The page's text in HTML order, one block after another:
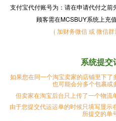
支付宝代付账号为：请在申请代付之
顾客需在MCSBUY系统上充
( 加财务微信 或 微信
系统提交
如果您在同一个淘宝卖家的店铺里下
也可能会分多个包裹或
但卖家在淘宝后台只上传了一个物流
由于您提交代运运单的时候只填写显示
所提交的单